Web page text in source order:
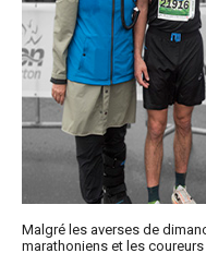
Malgré les averses de
marathoniens et les